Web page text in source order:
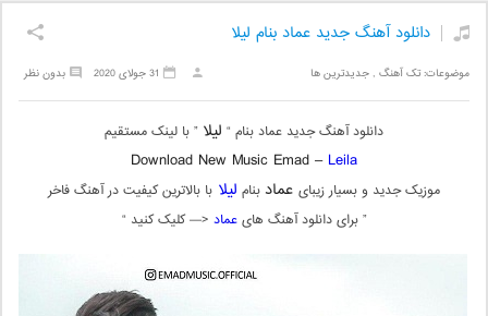
دانلود آهنگ جدید عماد بنام لیلا
موضوعات:تک آهنگ ,جدیدترین ها بدون نظر 31 جولای 2020
دانلود آهنگ جدید عماد بنام “ لیلا ” با لینک مستقیم
Download New Music Emad –Leila
موزیک جدید و بسیار زیبای عماد بنام لیلا با بالاترین کیفیت در آهنگ فاخر
” برای دانلود آهنگ هایعماد <— کلیک کنید “